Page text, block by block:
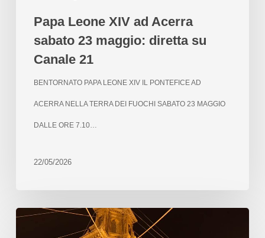
Papa Leone XIV ad Acerra
sabato 23 maggio: diretta su
Canale 21
BENTORNATO PAPA LEONE XIV IL PONTEFICE AD
ACERRA NELLA TERRA DEI FUOCHI SABATO 23 MAGGIO
DALLE ORE 7.10…
22/05/2026